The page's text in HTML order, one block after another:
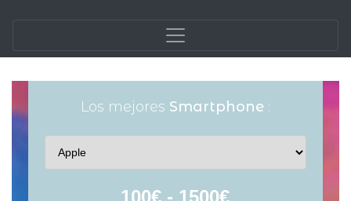
Los mejores Smartphone :